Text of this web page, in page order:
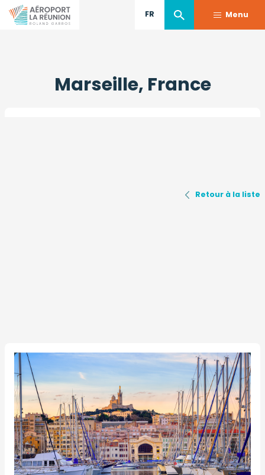
FR Menu
Marseille, France
Retour à la liste